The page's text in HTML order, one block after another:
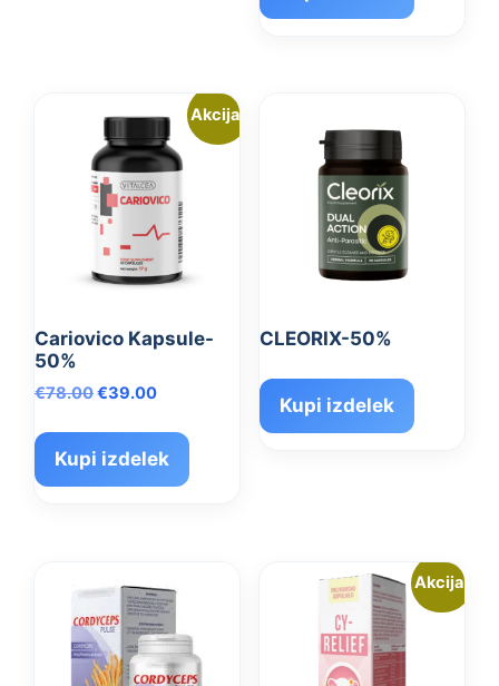
€78.00.
Akcija!
Cariovico Kapsule-
50%
€78.00Izvirna
je
bila:
€78.00.
€39.00Trenutna
je:
€39.00.
Kupi izdelek
CLEORIX-50%
Kupi izdelek
Akcija!